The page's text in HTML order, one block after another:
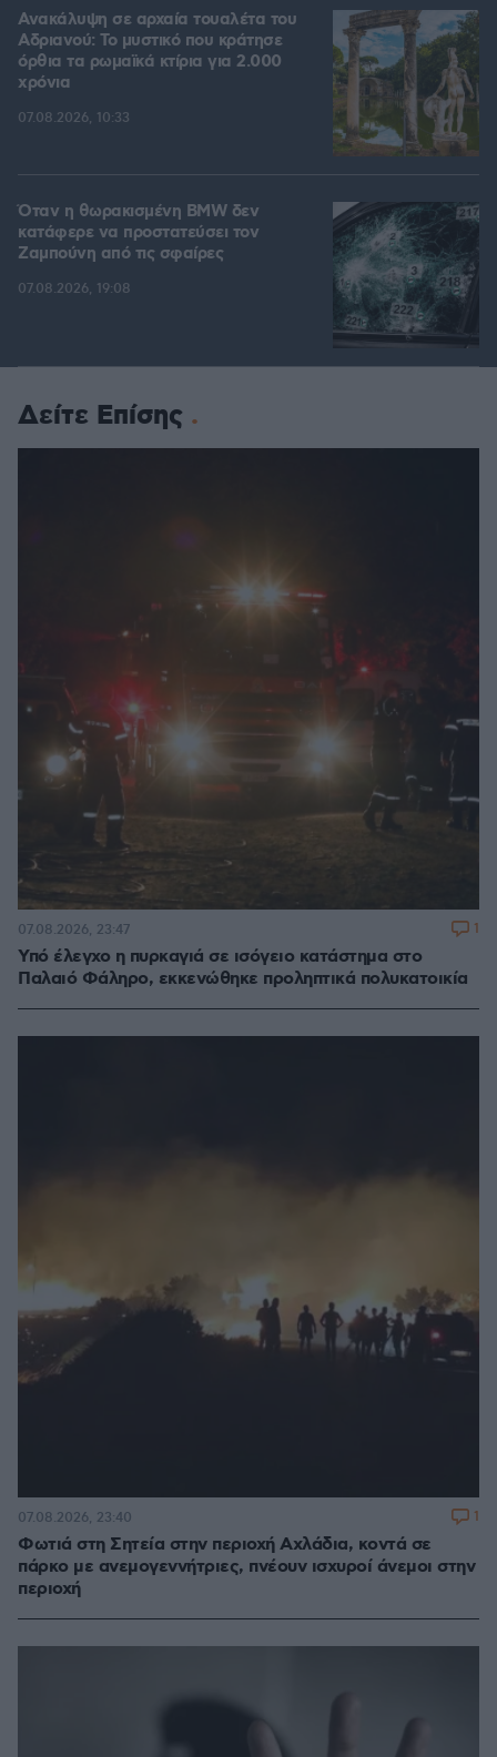
Ανακάλυψη σε αρχαία τουαλέτα του
Αδριανού: Το μυστικό που κράτησε
όρθια τα ρωμαϊκά κτίρια για 2.000
χρόνια
07.08.2026, 10:33
Όταν η θωρακισμένη BMW δεν
κατάφερε να προστατεύσει τον
Ζαμπούνη από τις σφαίρες
07.08.2026, 19:08
Δείτε Επίσης
Υπό έλεγχο η πυρκαγιά σε ισόγειο κατάστημα στο
Παλαιό Φάληρο, εκκενώθηκε προληπτικά πολυκατοικία
07.08.2026, 23:47 1
Φωτιά στη Σητεία στην περιοχή Αχλάδια, κοντά σε
πάρκο με ανεμογεννήτριες, πνέουν ισχυροί άνεμοι στην
περιοχή
07.08.2026, 23:40 1